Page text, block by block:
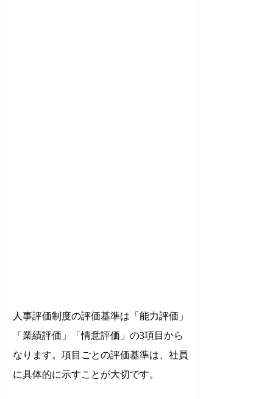
人事評価制度の評価基準は「能力評価」
「業績評価」「情意評価」の3項目から
なります。項目ごとの評価基準は、社員
に具体的に示すことが大切です。